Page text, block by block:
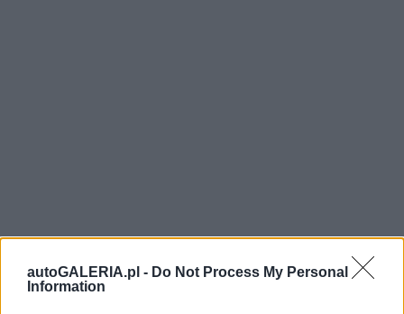
autoGALERIA.pl - Do Not Process My Personal
Information